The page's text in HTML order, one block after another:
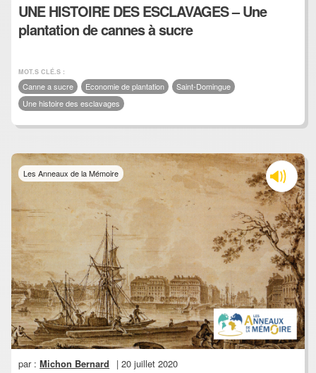
UNE HISTOIRE DES ESCLAVAGES – Une
plantation de cannes à sucre
MOT.S CLÉ.S :
Canne a sucre Economie de plantation
Saint-Domingue
Une histoire des esclavages
Les Anneaux de la Mémoire
par :Michon Bernard | 20 juillet 2020